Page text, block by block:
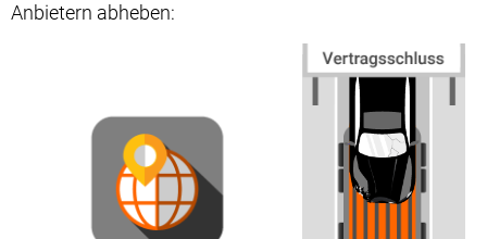
Anbietern abheben: